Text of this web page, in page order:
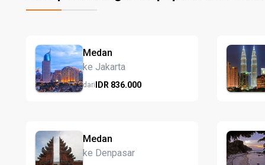
Medan
ke Jakarta
dariIDR 836.000
Medan
ke Denpasar